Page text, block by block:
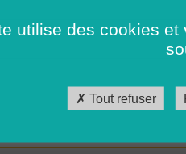
ET
ET
70 - Haute-
utilise des cookies
Tout refuser